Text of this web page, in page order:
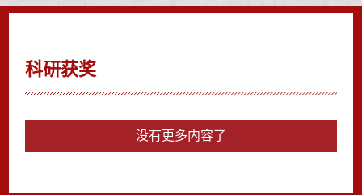
科研获奖
没有更多内容了